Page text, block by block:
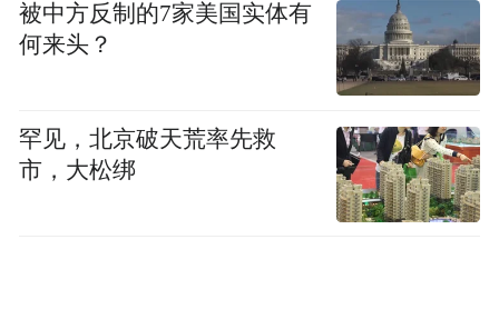
被中方反制的7家美国实体有
何来头？
罕见，北京破天荒率先救
市，大松绑